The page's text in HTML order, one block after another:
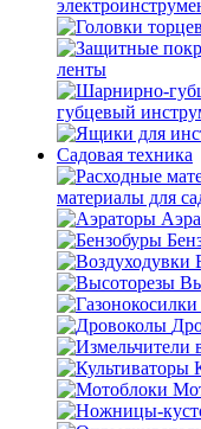
ленты
губцевый
Садовая техника
материалы для